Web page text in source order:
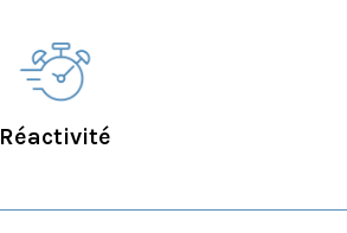
Réactivité